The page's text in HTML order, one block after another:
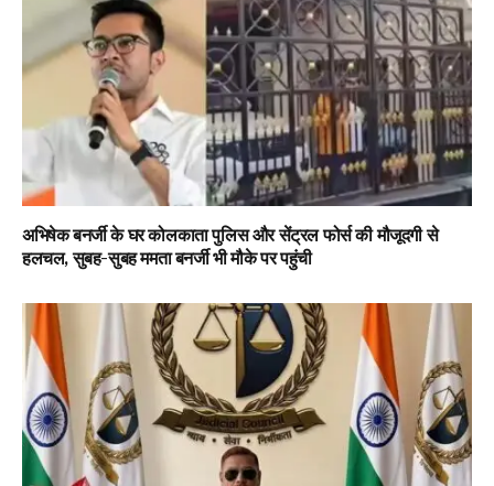
अभिषेक बनर्जी के घर कोलकाता पुलिस और सेंट्रल फोर्स की मौजूदगी से
हलचल, सुबह-सुबह ममता बनर्जी भी मौके पर पहुंची